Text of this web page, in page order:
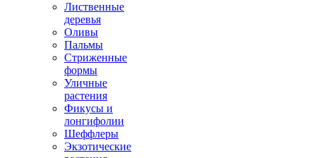
Лиственные
деревья
Оливы
Пальмы
Стриженные
формы
Уличные
растения
Фикусы и
лонгифолии
Шеффлеры
Экзотические